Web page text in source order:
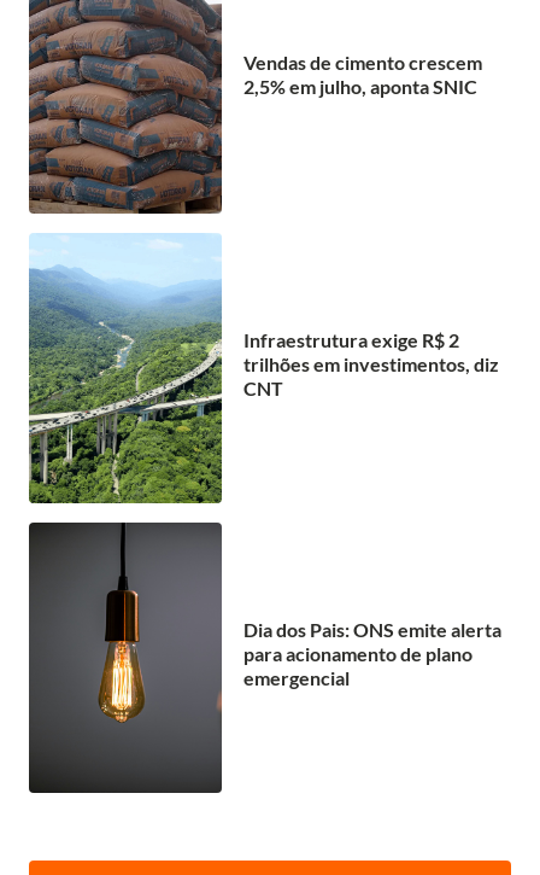
Vendas de cimento crescem
2,5% em julho, aponta SNIC
Infraestrutura exige R$ 2
trilhões em investimentos, diz
CNT
Dia dos Pais: ONS emite alerta
para acionamento de plano
emergencial